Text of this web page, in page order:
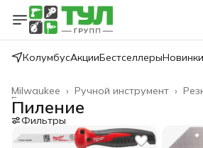
КолумбусАкцииБестселлерыНовинки
Ручной инструмент ›
Milwaukee ›
Главная
Пиление
Фильтры